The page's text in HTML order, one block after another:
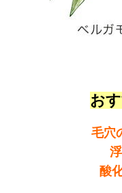
お
毛穴
酸